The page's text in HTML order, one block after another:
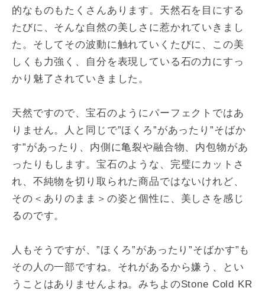
的なものもたくさんあります。天然石を目にする
たびに、そんな自然の美しさに惹かれていきまし
た。そしてその波動に触れていくたびに、この美
しくも力強く、自分を表現している石の力にすっ
かり魅了されていきました。
天然ですので、宝石のようにパーフェクトではあ
りません。人と同じで”ほくろ”があったり”そばか
す”があったり、内側に亀裂や融合物、内包物があ
ったりもします。宝石のような、完璧にカットさ
れ、不純物を切り取られた商品ではないけれど、
その＜ありのまま＞の姿と個性に、美しさを感じ
るのです。
人もそうですが、”ほくろ”があったり”そばかす”も
その人の一部ですね。それがあるから嫌う、とい
うことはありませんよね。みちよのStone Cold KR